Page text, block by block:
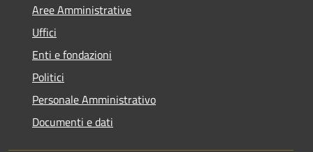
Aree Amministrative
Uffici
Enti e fondazioni
Politici
Personale Amministrativo
Documenti e dati